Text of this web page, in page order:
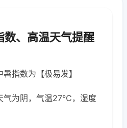
数、高温天气提醒
指数为【极易发】
气为阴，气温27℃，湿度